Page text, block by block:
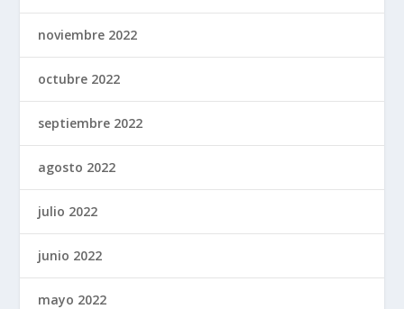
noviembre 2022
octubre 2022
septiembre 2022
agosto 2022
julio 2022
junio 2022
mayo 2022